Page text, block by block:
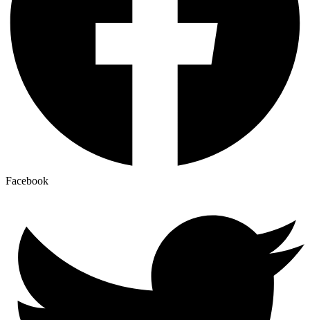
Facebook